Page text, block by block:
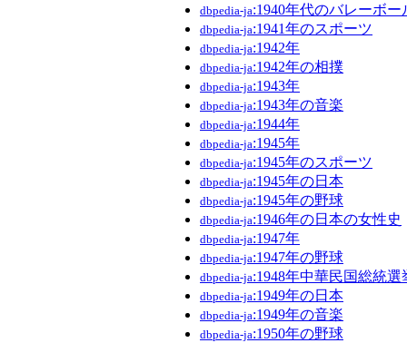
dbpedia-ja:1940年代のバレーボー
dbpedia-ja:1941年のスポーツ
dbpedia-ja:1942年
dbpedia-ja:1942年の相撲
dbpedia-ja:1943年
dbpedia-ja:1943年の音楽
dbpedia-ja:1944年
dbpedia-ja:1945年
dbpedia-ja:1945年のスポーツ
dbpedia-ja:1945年の日本
dbpedia-ja:1945年の野球
dbpedia-ja:1946年の日本の女性史
dbpedia-ja:1947年
dbpedia-ja:1947年の野球
dbpedia-ja:1948年中華民国総統選
dbpedia-ja:1949年の日本
dbpedia-ja:1949年の音楽
dbpedia-ja:1950年の野球